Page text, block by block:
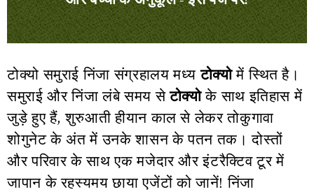
टोक्यो समुराई निंजा संग्रहालय मध्यटोक्योमें स्थित है।
समुराई और निंजा लंबे समय सेटोक्योके साथ इतिहास में
जुड़े हुए हैं, शुरुआती हीयान काल से लेकर तोकुगावा
शोगुनेट के अंत में उनके शासन के पतन तक। दोस्तों
और परिवार के साथ एक मजेदार और इंटरैक्टिव टूर में
जापान के रहस्यमय छाया एजेंटों को जानें! निंजा